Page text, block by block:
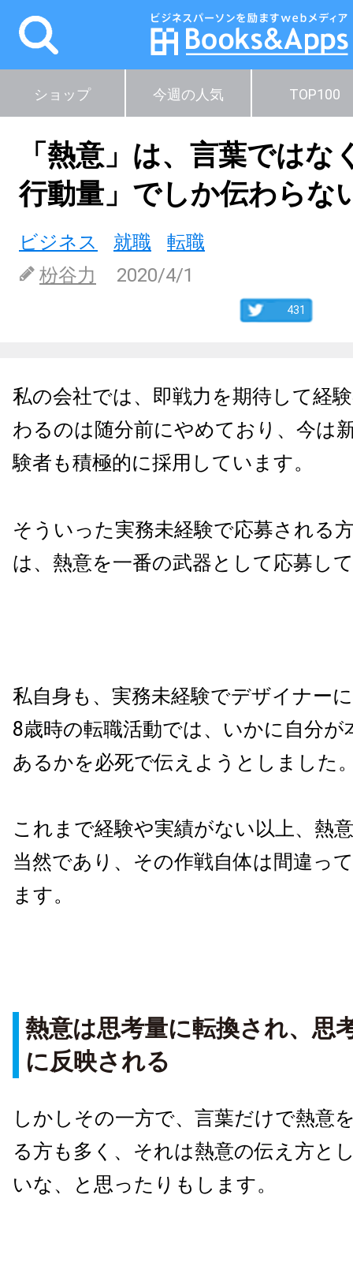
ショップ 今週の人気 TOP100
「熱意」は、言葉ではな
行動量」でしか伝わらな
ビジネス 就職
転職
枌谷力
2020/4/1
431
私の会社では、即戦力を期待して経
わるのは随分前にやめており、今は
験者も積極的に採用しています。
そういった実務未経験で応募される
は、熱意を一番の武器として応募し
私自身も、実務未経験でデザイナー
8歳時の転職活動では、いかに自分が
あるかを必死で伝えようとしました
これまで経験や実績がない以上、熱
当然であり、その作戦自体は間違っ
ます。
熱意は思考量に転換され、思
に反映される
しかしその一方で、言葉だけで熱意
る方も多く、それは熱意の伝え方と
いな、と思ったりもします。